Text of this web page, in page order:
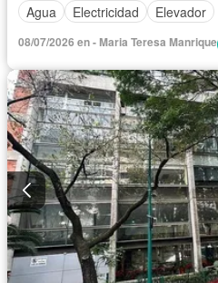
Agua
Electricidad Elevador
08/07/2026 en - Maria Teresa Manrique